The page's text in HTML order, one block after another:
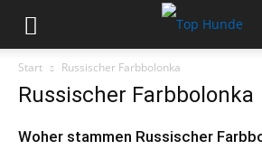
Start Russischer Farbbolonka
Russischer Farbbolonka
Woher stammen Russischer